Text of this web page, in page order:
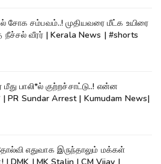
சோக சம்பவம்..! முதியவரை மீட்க உயிரை
வீரர் | Kerala News | #shorts
மீது பாலி*ல் குற்றச்சாட்டு..! என்ன
| PR Sundar Arrest | Kumudam News|
எதுவாக இருந்தாலும் மக்கள்